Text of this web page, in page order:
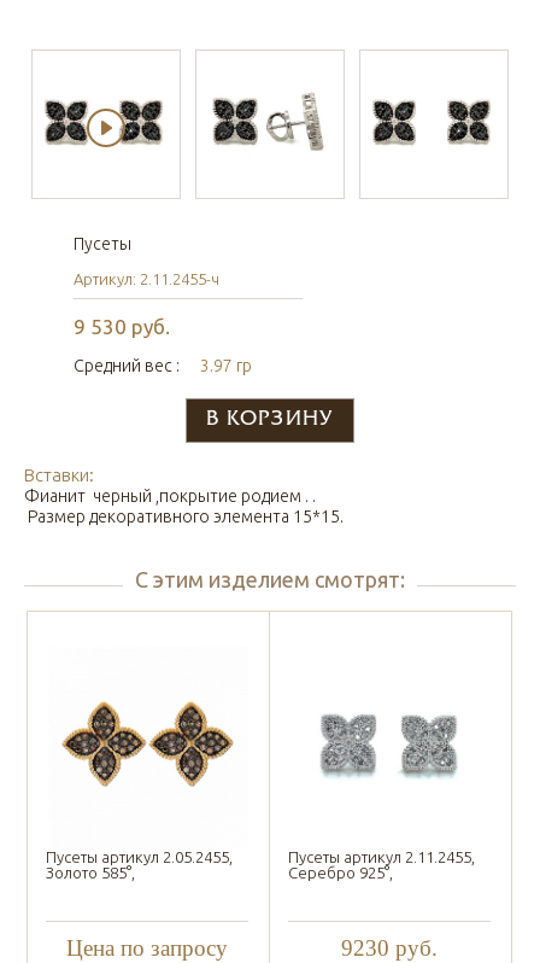
Пусеты
Артикул: 2.11.2455-ч
9 530 руб.
Средний вес : 3.97 гр
Вставки:
Фианит черный ,покрытие родием . .
Размер декоративного элемента 15*15.
С этим изделием смотрят:
Пусеты артикул 2.05.2455,
Золото 585°,
Цена по запросу
Пусеты артикул 2.11.2455,
Серебро 925°,
9230 руб.